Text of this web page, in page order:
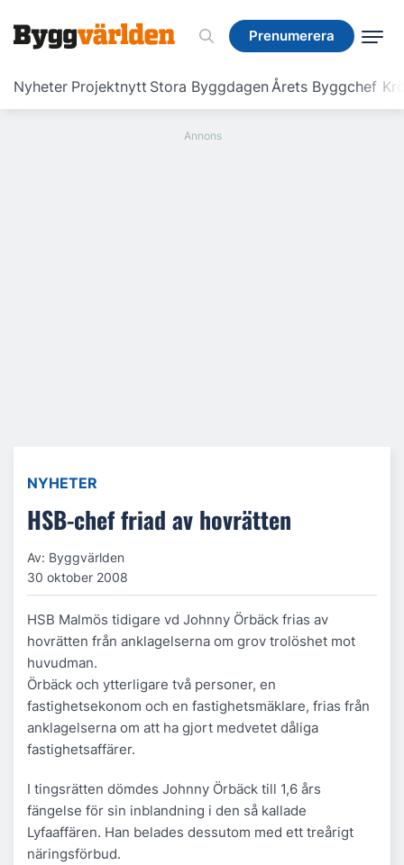
Prenumerera
Nyheter Projektnytt Stora ByggdagenÅrets Byggchef
Prenumerera
NYHETER
HSB-chef friad av hovrätten
Av: Byggvärlden
30 oktober 2008
HSB Malmös tidigare vd Johnny Örbäck frias av
hovrätten från anklagelserna om grov trolöshet mot
huvudman.
Örbäck och ytterligare två personer, en
fastighetsekonom och en fastighetsmäklare, frias från
anklagelserna om att ha gjort medvetet dåliga
fastighetsaffärer.
I tingsrätten dömdes Johnny Örbäck till 1,6 års
fängelse för sin inblandning i den så kallade
Lyfaaffären. Han belades dessutom med ett treårigt
näringsförbud.